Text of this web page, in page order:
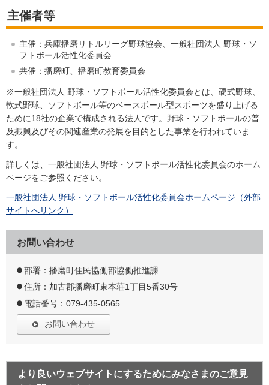
主催者等
主催：兵庫播磨リトルリーグ野球協会、一般社団法人 野球・ソ
フトボール活性化委員会
共催：播磨町、播磨町教育委員会
※一般社団法人 野球・ソフトボール活性化委員会とは、硬式野球、
軟式野球、ソフトボール等のベースボール型スポーツを盛り上げる
ために18社の企業で構成される法人です。野球・ソフトボールの普
及振興及びその関連産業の発展を目的とした事業を行われていま
す。
詳しくは、一般社団法人 野球・ソフトボール活性化委員会のホーム
ページをご参照ください。
一般社団法人 野球・ソフトボール活性化委員会ホームページ（外部
サイトへリンク）
お問い合わせ
部署：播磨町住民協働部協働推進課
住所：加古郡播磨町東本荘1丁目5番30号
電話番号：079-435-0565
お問い合わせ
より良いウェブサイトにするためにみなさまのご意見